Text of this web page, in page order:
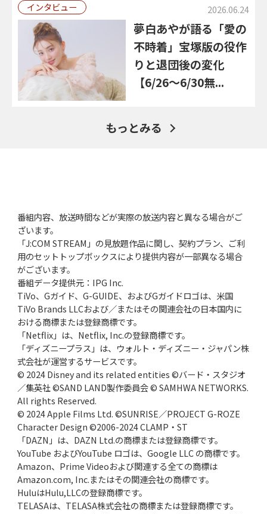
インタビュー 2026.06.24
夢白あやが語る「愛の
不時着」宝塚版の役作
りと退団後の変化
【6/26～6/30無...
もっとみる
番組内容、放送時間などが実際の放送内容と異なる場合がご
ざいます。
「J:COM STREAM」の見放題作品に関し、契約プラン、ご利
用のセットトップボックスにより提供内容が一部異なる場合
がございます。
番組データ提供元：IPG Inc.
TiVo、Gガイド、G-GUIDE、およびGガイドロゴは、米国
TiVo Brands LLCおよび／またはその関連会社の日本国内に
おける商標または登録商標です。
「Netflix」は、Netflix, Inc.の登録商標です。
「ディズニープラス」は、ウォルト・ディズニー・ジャパン株
式会社が運営するサービスです。
© 2024 Disney and its related entities ©バード・スタジオ
／集英社 ©SAND LAND製作委員会 © SAMHWA NETWORKS.
All rights Reserved.
© 2024 Apple Films Ltd. ©SUNRISE／PROJECT G-ROZE
Character Design ©2006-2024 CLAMP・ST
「DAZN」は、DAZN Ltd.の商標または登録商標です。
YouTube およびYouTube ロゴは、Google LLC の商標です。
Amazon、Prime Videoおよび関連する全ての商標は
Amazon.com, Inc.またはその関連会社の商標です。
HuluはHulu,LLCの登録商標です。
TELASAは、TELASA株式会社の商標または登録商標です。